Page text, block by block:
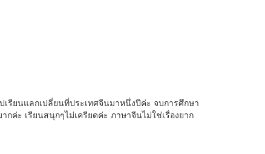
เรียนแลกเปลี่ยนที่ประเทศจีนมาหนึ่งปีค่ะ จบการศึกษา
ะ เรียนสนุกๆไม่เครียดค่ะ ภาษาจีนไม่ใช่เรื่องยาก